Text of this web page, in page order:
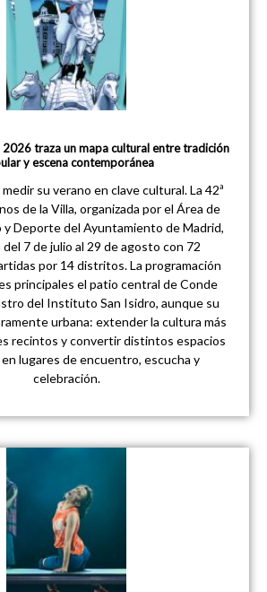
2026 traza un mapa cultural entre tradición
y escena contemporánea
su verano en clave cultural. La 42ª
de la Villa, organizada por el Área de
y Deporte del Ayuntamiento de Madrid,
del 7 de julio al 29 de agosto con 72
por 14 distritos. La programación
principales el patio central de Conde
del Instituto San Isidro, aunque su
urbana: extender la cultura más
recintos y convertir distintos espacios
lugares de encuentro, escucha y
celebración.